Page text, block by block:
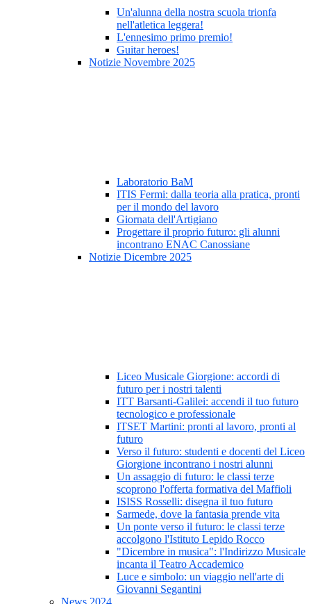
Un'alunna della nostra scuola trionfa
nell'atletica leggera!
L'ennesimo primo premio!
Guitar heroes!
Notizie Novembre 2025
Laboratorio BaM
ITIS Fermi: dalla teoria alla pratica, pronti
per il mondo del lavoro
Giornata dell'Artigiano
Progettare il proprio futuro: gli alunni
incontrano ENAC Canossiane
Notizie Dicembre 2025
Liceo Musicale Giorgione: accordi di
futuro per i nostri talenti
ITT Barsanti-Galilei: accendi il tuo futuro
tecnologico e professionale
ITSET Martini: pronti al lavoro, pronti al
futuro
Verso il futuro: studenti e docenti del Liceo
Giorgione incontrano i nostri alunni
Un assaggio di futuro: le classi terze
scoprono l'offerta formativa del Maffioli
ISISS Rosselli: disegna il tuo futuro
Sarmede, dove la fantasia prende vita
Un ponte verso il futuro: le classi terze
accolgono l'Istituto Lepido Rocco
"Dicembre in musica": l'Indirizzo Musicale
incanta il Teatro Accademico
Luce e simbolo: un viaggio nell'arte di
Giovanni Segantini